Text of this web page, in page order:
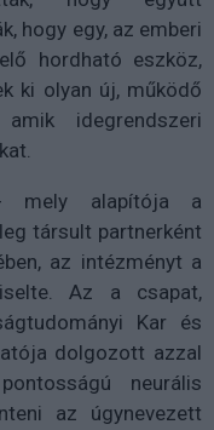
hogy egy, az emberi
hordható eszköz,
ki olyan új, működő
amik idegrendszeri
mely alapítója a
társult partnerként
az intézményt a
Az a csapat,
Kar és
dolgozott azzal
neurális
az úgynevezett